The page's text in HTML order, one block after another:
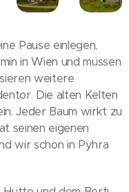
Pause einlegen,
in Wien und müssen
weitere
Die alten Kelten
Jeder Baum wirkt zu
seinen eigenen
wir schon in Pyhra